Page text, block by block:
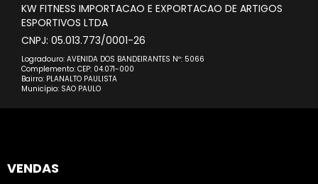
KW FITNESS IMPORTACAO E EXPORTACAO DE ARTIGOS
ESPORTIVOS LTDA
CNPJ: 05.013.773/0001-26
Logradouro: AVENIDA DOS BANDEIRANTES Nº: 5066
Complemento: CEP: 04.071-000
Bairro: PLANALTO PAULISTA
Município: SAO PAULO
VENDAS